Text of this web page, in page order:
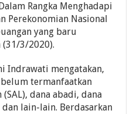
Rangka Menghadapi
Perekonomian Nasional
yang baru
(31/3/2020).
Indrawati mengatakan,
termanfaatkan
dana abadi, dana
dan lain-lain. Berdasarkan